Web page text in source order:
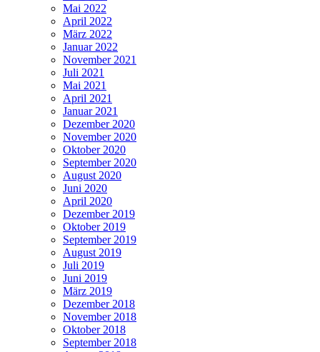
Mai 2022
April 2022
März 2022
Januar 2022
November 2021
Juli 2021
Mai 2021
April 2021
Januar 2021
Dezember 2020
November 2020
Oktober 2020
September 2020
August 2020
Juni 2020
April 2020
Dezember 2019
Oktober 2019
September 2019
August 2019
Juli 2019
Juni 2019
März 2019
Dezember 2018
November 2018
Oktober 2018
September 2018